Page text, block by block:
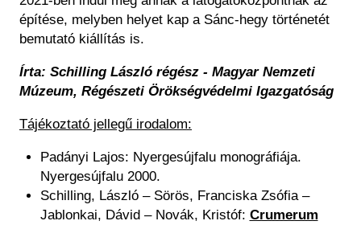
építése, melyben helyet kap a Sánc-hegy történetét
bemutató kiállítás is.
Írta: Schilling László régész - Magyar Nemzeti
Múzeum, Régészeti Örökségvédelmi Igazgatóság
Tájékoztató jellegű irodalom:
Padányi Lajos: Nyergesújfalu monográfiája.
Nyergesújfalu 2000.
Schilling, László – Sörös, Franciska Zsófia –
Jablonkai, Dávid – Novák, Kristóf: Crumerum